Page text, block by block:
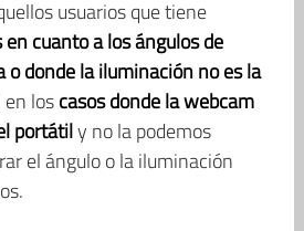
usuarios que tiene
cuanto a los ángulos de
o donde la iluminación no es la
en loscasos donde la webcam
portátily no la podemos
el ángulo o la iluminación